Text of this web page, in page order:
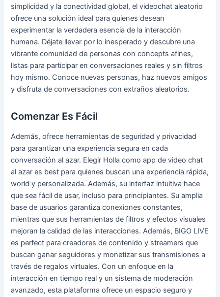
simplicidad y la conectividad global, el videochat aleatorio
ofrece una solución ideal para quienes desean
experimentar la verdadera esencia de la interacción
humana. Déjate llevar por lo inesperado y descubre una
vibrante comunidad de personas con concepts afines,
listas para participar en conversaciones reales y sin filtros
hoy mismo. Conoce nuevas personas, haz nuevos amigos
y disfruta de conversaciones con extraños aleatorios.
Comenzar Es Fácil
Además, ofrece herramientas de seguridad y privacidad
para garantizar una experiencia segura en cada
conversación al azar. Elegir Holla como app de video chat
al azar es best para quienes buscan una experiencia rápida,
world y personalizada. Además, su interfaz intuitiva hace
que sea fácil de usar, incluso para principiantes. Su amplia
base de usuarios garantiza conexiones constantes,
mientras que sus herramientas de filtros y efectos visuales
mejoran la calidad de las interacciones. Además, BIGO LIVE
es perfect para creadores de contenido y streamers que
buscan ganar seguidores y monetizar sus transmisiones a
través de regalos virtuales. Con un enfoque en la
interacción en tiempo real y un sistema de moderación
avanzado, esta plataforma ofrece un espacio seguro y